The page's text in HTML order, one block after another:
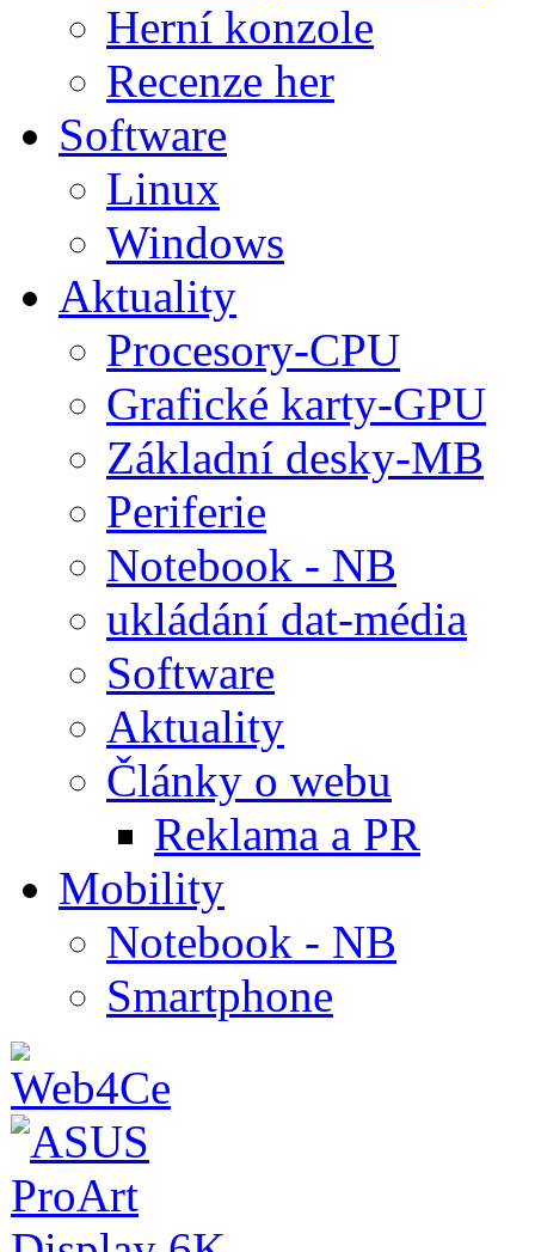
Herní konzole
Recenze her
Software
Linux
Windows
Aktuality
Procesory-CPU
Grafické karty-GPU
Základní desky-MB
Periferie
Notebook - NB
ukládání dat-média
Software
Aktuality
Články o webu
Reklama a PR
Mobility
Notebook - NB
Smartphone